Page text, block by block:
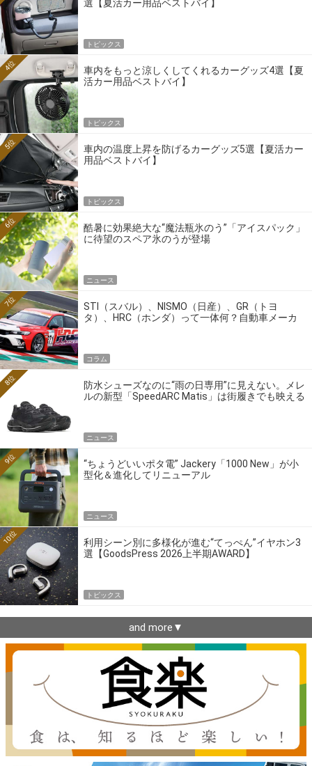
選【夏活カー用品ベストバイ】
トピックス
車内をもっと涼しくしてくれるカーグッズ4選【夏
活カー用品ベストバイ】
4位
トピックス
車内の温度上昇を防げるカーグッズ5選【夏活カー
用品ベストバイ】
5位
トピックス
酷暑に効果絶大な“魔法瓶氷のう”「アイスパック」
に待望のスペア氷のうが登場
6位
ニュース
STI（スバル）、NISMO（日産）、GR（トヨ
タ）、HRC（ホンダ）って一体何？自動車メーカ
7位
コラム
防水シューズなのに“雨の日専用”に見えない。メレ
ルの新型「SpeedARC Matis」は街履きでも映える
8位
ニュース
“ちょうどいいポタ電” Jackery「1000 New」が小
型化＆進化してリニューアル
9位
ニュース
利用シーン別に多様化が進む“てっぺん”イヤホン3
選【GoodsPress 2026上半期AWARD】
10位
トピックス
and more▼